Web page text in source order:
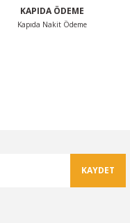
KAPIDA ÖDEME
Kapıda Nakit Ödeme
KAYDET